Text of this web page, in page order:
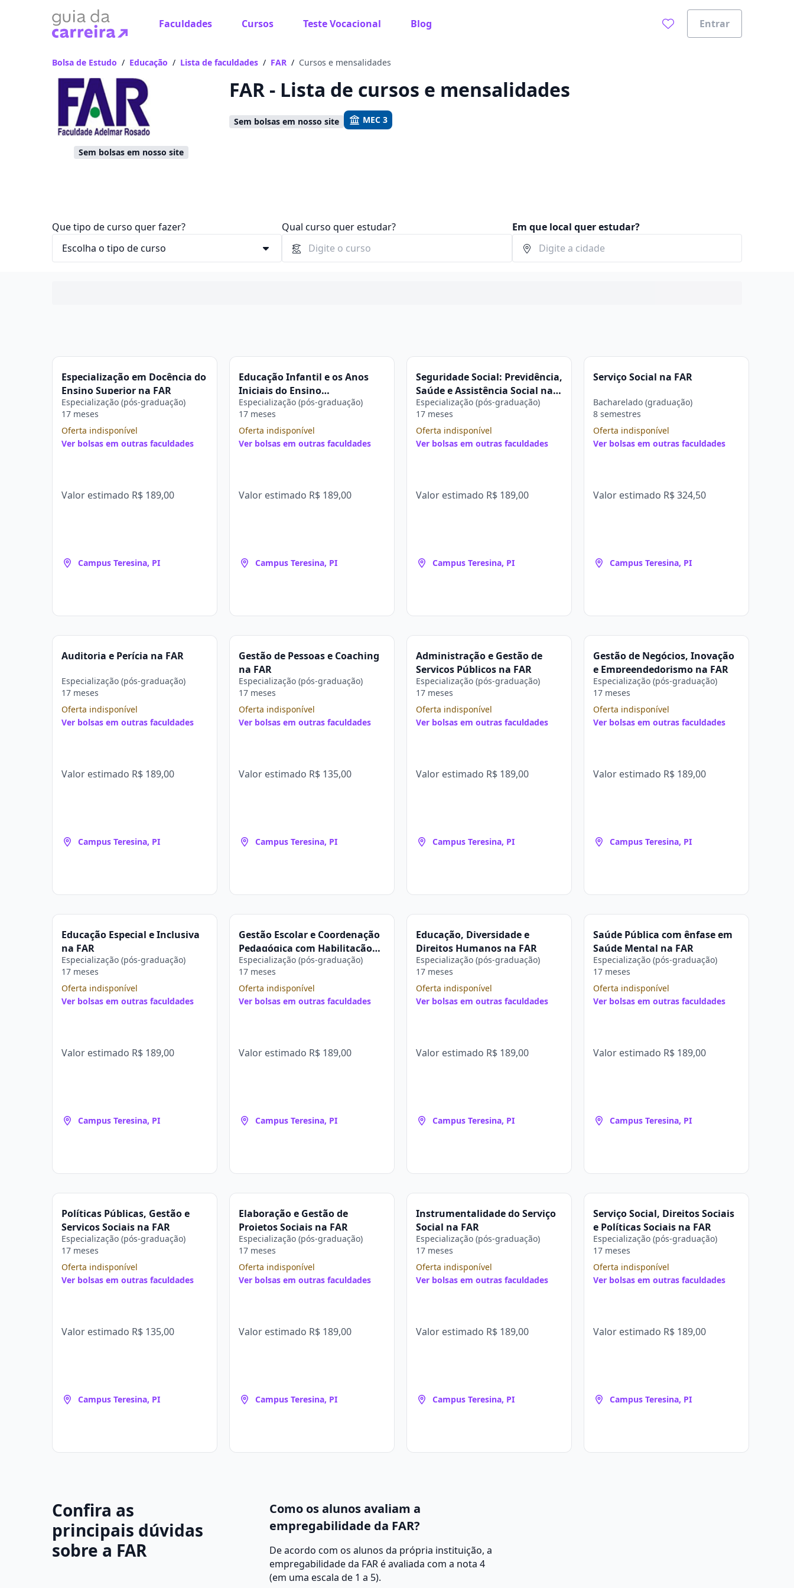
Faculdades Cursos Teste Vocacional Blog Entrar
Vamos te guiar no caminho ideal para seus estudos
Bolsa de Estudo / Educação / Lista de faculdades / FAR / Cursos e mensalidades
Sem bolsas em nosso site
FAR - Lista de cursos e mensalidades
Sem bolsas em nosso site MEC 3
Que tipo de curso quer fazer? Qual curso quer estudar? Em que local quer estudar?
Especialização em Docência do
Ensino Superior na FAR
Especialização (pós-graduação)
17 meses
Oferta indisponível
Ver bolsas em outras faculdades
Valor estimado R$ 189,00
Campus Teresina, PI
Educação Infantil e os Anos
Iniciais do Ensino
Fundamental: Saberes
Necessários à Prática
Educativa na FAR
Especialização (pós-graduação)
17 meses
Oferta indisponível
Ver bolsas em outras faculdades
Valor estimado R$ 189,00
Campus Teresina, PI
Seguridade Social: Previdência,
Saúde e Assistência Social na
FAR
Especialização (pós-graduação)
17 meses
Oferta indisponível
Ver bolsas em outras faculdades
Valor estimado R$ 189,00
Campus Teresina, PI
Serviço Social na FAR
Bacharelado (graduação)
8 semestres
Oferta indisponível
Ver bolsas em outras faculdades
Valor estimado R$ 324,50
Campus Teresina, PI
Auditoria e Perícia na FAR
Especialização (pós-graduação)
17 meses
Oferta indisponível
Ver bolsas em outras faculdades
Valor estimado R$ 189,00
Campus Teresina, PI
Gestão de Pessoas e Coaching
na FAR
Especialização (pós-graduação)
17 meses
Oferta indisponível
Ver bolsas em outras faculdades
Valor estimado R$ 135,00
Campus Teresina, PI
Administração e Gestão de
Serviços Públicos na FAR
Especialização (pós-graduação)
17 meses
Oferta indisponível
Ver bolsas em outras faculdades
Valor estimado R$ 189,00
Campus Teresina, PI
Gestão de Negócios, Inovação
e Empreendedorismo na FAR
Especialização (pós-graduação)
17 meses
Oferta indisponível
Ver bolsas em outras faculdades
Valor estimado R$ 189,00
Campus Teresina, PI
Educação Especial e Inclusiva
na FAR
Especialização (pós-graduação)
17 meses
Oferta indisponível
Ver bolsas em outras faculdades
Valor estimado R$ 189,00
Campus Teresina, PI
Gestão Escolar e Coordenação
Pedagógica com Habilitação
em Docência do Ensino
Superior na FAR
Especialização (pós-graduação)
17 meses
Oferta indisponível
Ver bolsas em outras faculdades
Valor estimado R$ 189,00
Campus Teresina, PI
Educação, Diversidade e
Direitos Humanos na FAR
Especialização (pós-graduação)
17 meses
Oferta indisponível
Ver bolsas em outras faculdades
Valor estimado R$ 189,00
Campus Teresina, PI
Saúde Pública com ênfase em
Saúde Mental na FAR
Especialização (pós-graduação)
17 meses
Oferta indisponível
Ver bolsas em outras faculdades
Valor estimado R$ 189,00
Campus Teresina, PI
Políticas Públicas, Gestão e
Serviços Sociais na FAR
Especialização (pós-graduação)
17 meses
Oferta indisponível
Ver bolsas em outras faculdades
Valor estimado R$ 135,00
Campus Teresina, PI
Elaboração e Gestão de
Projetos Sociais na FAR
Especialização (pós-graduação)
17 meses
Oferta indisponível
Ver bolsas em outras faculdades
Valor estimado R$ 189,00
Campus Teresina, PI
Instrumentalidade do Serviço
Social na FAR
Especialização (pós-graduação)
17 meses
Oferta indisponível
Ver bolsas em outras faculdades
Valor estimado R$ 189,00
Campus Teresina, PI
Serviço Social, Direitos Sociais
e Políticas Sociais na FAR
Especialização (pós-graduação)
17 meses
Oferta indisponível
Ver bolsas em outras faculdades
Valor estimado R$ 189,00
Campus Teresina, PI
Confira as
principais dúvidas
sobre a FAR
Como os alunos avaliam a
empregabilidade da FAR?
De acordo com os alunos da própria instituição, a
empregabilidade da FAR é avaliada com a nota 4
(em uma escala de 1 a 5).